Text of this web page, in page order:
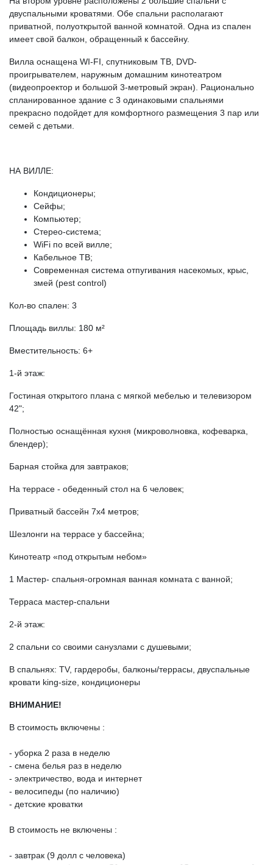
двуспальными кроватями. Обе спальни располагают
приватной, полуоткрытой ванной комнатой. Одна из спален
имеет свой балкон, обращенный к бассейну.
Вилла оснащена WI-FI, спутниковым ТВ, DVD-
проигрывателем, наружным домашним кинотеатром
(видеопроектор и большой 3-метровый экран). Рационально
спланированное здание с 3 одинаковыми спальнями
прекрасно подойдет для комфортного размещения 3 пар или
семей с детьми.
НА ВИЛЛЕ:
Кондиционеры;
Сейфы;
Компьютер;
Стерео-система;
WiFi по всей вилле;
Кабельное ТВ;
Современная система отпугивания насекомых, крыс,
змей (pest control)
Кол-во спален: 3
Площадь виллы: 180 м²
Вместительность: 6+
1-й этаж:
Гостиная открытого плана c мягкой мебелью и телевизором
42";
Полностью оснащённая кухня (микроволновка, кофеварка,
блендер);
Барная стойка для завтраков;
На террасе - обеденный стол на 6 человек;
Приватный бассейн 7x4 метров;
Шезлонги на террасе у бассейна;
Кинотеатр «под открытым небом»
1 Мастер- спальня-огромная ванная комната с ванной;
Терраса мастер-спальни
2-й этаж:
2 спальни со своими санузлами с душевыми;
В спальнях: TV, гардеробы, балконы/террасы, двуспальные
кровати king-size, кондиционеры
ВНИМАНИЕ!
В стоимость включены :
- уборка 2 раза в неделю
- смена белья раз в неделю
- электричество, вода и интернет
- велосипеды (по наличию)
- детские кроватки
В стоимость не включены :
- завтрак (9 долл с человека)